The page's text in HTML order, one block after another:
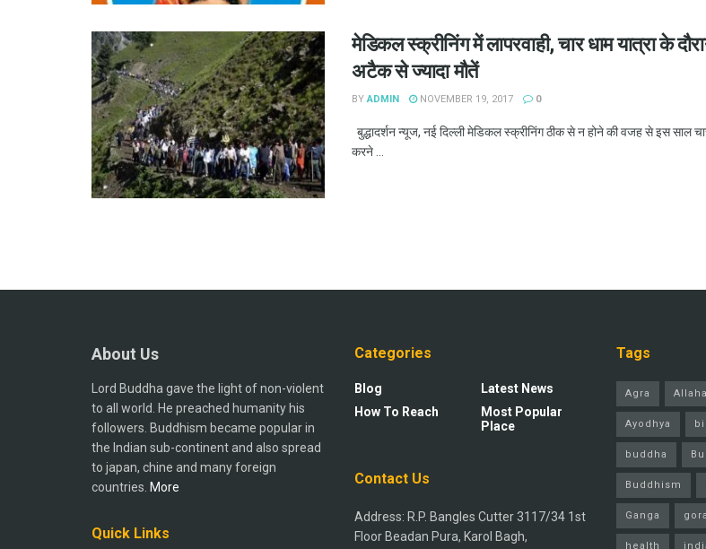
मेडिकल स्क्रीनिंग में लापरवाही, चार धाम यात्रा के
अटैक से ज्यादा मौतें
BY ADMIN NOVEMBER 19, 2017 0
बुद्धादर्शन न्यूज, नई दिल्ली मेडिकल स्क्रीनिंग ठीक से न होने की वजह से इस साल
करने ...
About Us
Lord Buddha gave the light of non-violent
to all world. He preached humanity his
followers. Buddhism became popular in
the Indian sub-continent and also spread
to japan, chine and many foreign
countries. More
Quick Links
Categories
Blog
How To Reach
Latest News
Most Popular
Place
Contact Us
Address: R.P. Bangles Cutter 3117/34 1st
Floor Beadan Pura, Karol Bagh,
Tags
Agra
Ayodhya
buddha
Buddhism
Ganga
health